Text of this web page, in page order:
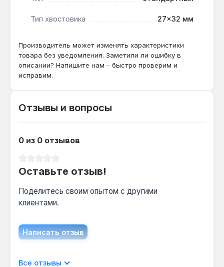
головкой?
Да — 12-гранный профиль захватывает 6-
гранные головки, обеспечивая надёжное
сцепление без проскальзывания.
Какой момент затяжки выдерживает?
позволяют развивать усилие до 200 Н·м при
Тип хвостовика 27×32 мм
Производитель может изменять характеристики
товара без уведомления. Заметили ли ошибку в
описании? Напишите нам – быстро проверим и
исправим.
Отзывы и вопросы
0 из 0 отзывов
Оставьте отзыв!
Поделитесь своим опытом с другими
клиентами.
Написать отзыв
Отображать отзывы только на текущем
Все отзывы